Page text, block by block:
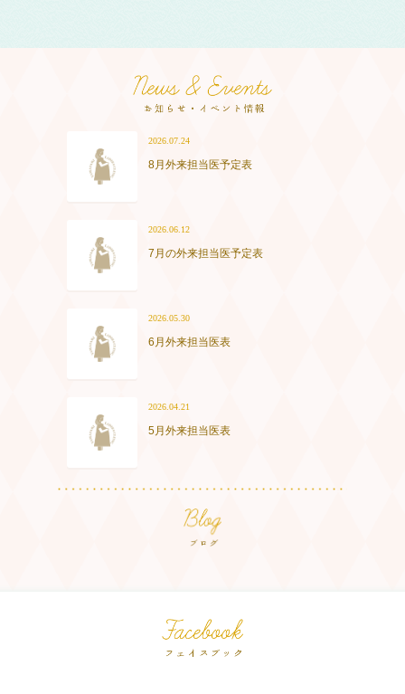
2026.07.24
8月外来担当医予定表
2026.06.12
7月の外来担当医予定表
2026.05.30
6月外来担当医表
2026.04.21
5月外来担当医表